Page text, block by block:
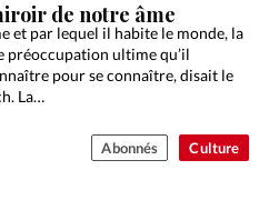
Culture
de notre âme
et par lequel il habite le monde, la
préoccupation ultime qu’il
pour se connaître, disait le
La…
Abonnés